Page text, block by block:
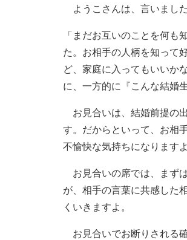
ようこさんは、言いました
「まだお互いのことを何も
た。お相手の人柄を知って
ど、家庭に入ってもいいか
に、一方的に『こんな結婚
お見合いは、結婚前提の
す。だからといって、お相
不愉快な気持ちになりますよ
お見合いの席では、まず
が、相手の言葉に共感した
くいきますよ。
お見合いでお断りされる